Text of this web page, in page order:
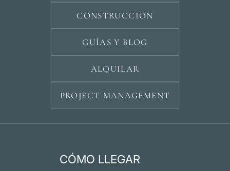
CONSTRUCCIÓN
GUÍAS Y BLOG
ALQUILAR
PROJECT MANAGEMENT
CÓMO LLEGAR